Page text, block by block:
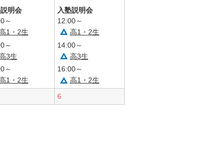
明会
～
1・2生
～
3生
～
1・2生
入塾説明会
12:00～
高1・2生
14:00～
高3生
16:00～
高1・2生
6